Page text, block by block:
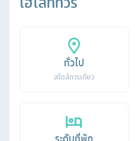
ทั่วไป
สไตล์การเที่ยว